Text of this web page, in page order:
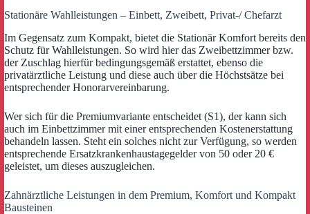
Stationäre Wahlleistungen – Einbett, Zweibett, Privat-/ Chefarzt
Im Gegensatz zum Kompakt, bietet die Stationär Komfort bereits den
Schutz für Wahlleistungen. So wird hier das Zweibettzimmer bzw.
der Zuschlag hierfür bedingungsgemäß erstattet, ebenso die
privatärztliche Leistung und diese auch über die Höchstsätze bei
entsprechender Honorarvereinbarung.
Wer sich für die Premiumvariante entscheidet (S1), der kann sich
auch im Einbettzimmer mit einer entsprechenden Kostenerstattung
behandeln lassen. Steht ein solches nicht zur Verfügung, so werden
entsprechende Ersatzkrankenhaustagegelder von 50 oder 20 €
geleistet, um dieses auszugleichen.
Zahnärztliche Leistungen in dem Premium, Komfort und Kompakt
Bausteinen